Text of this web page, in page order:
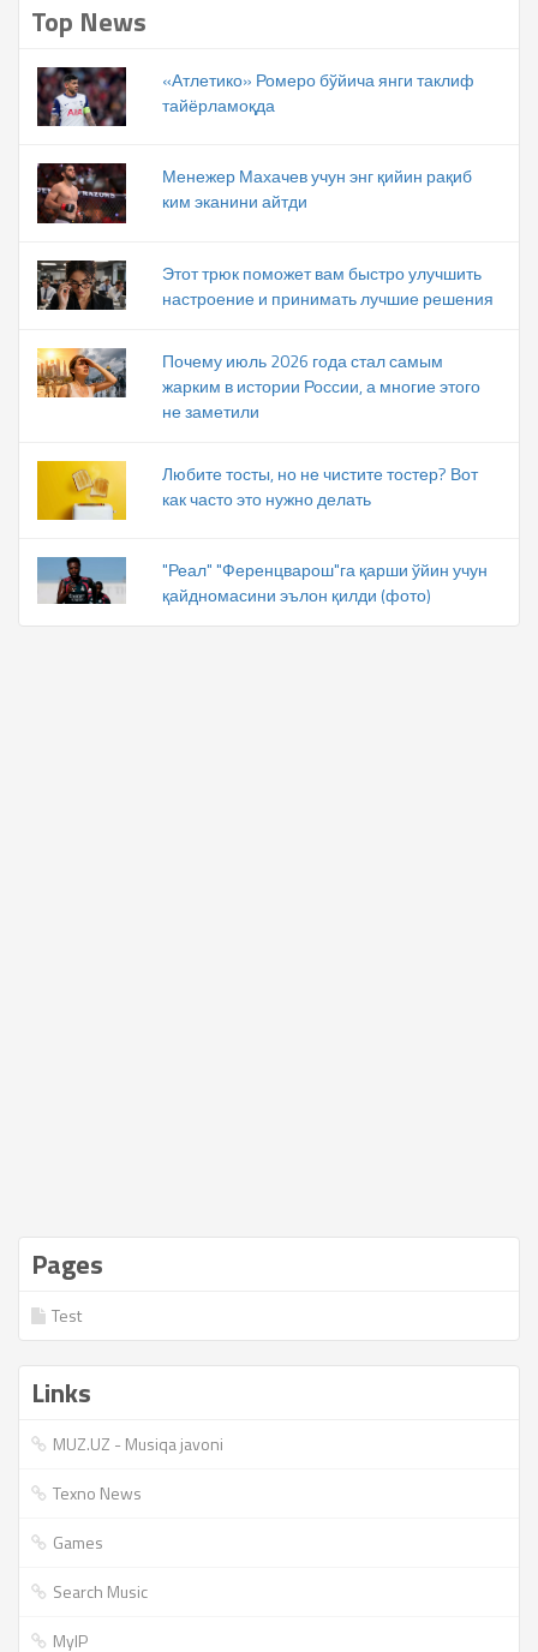
Top News
«Атлетико» Ромеро бўйича янги таклиф
тайёрламоқда
Менежер Махачев учун энг қийин рақиб
ким эканини айтди
Этот трюк поможет вам быстро улучшить
настроение и принимать лучшие решения
Почему июль 2026 года стал самым
жарким в истории России, а многие этого
не заметили
Любите тосты, но не чистите тостер? Вот
как часто это нужно делать
"Реал" "Ференцварош"га қарши ўйин учун
қайдномасини эълон қилди (фото)
Pages
Test
Links
MUZ.UZ - Musiqa javoni
Texno News
Games
Search Music
MyIP